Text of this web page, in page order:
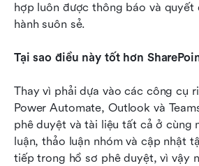
hợp luôn được thông báo và quyết
hành suôn sẻ.
Tại sao điều này tốt hơn
Thay vì phải dựa vào các công cụ
Power Automate, Outlook và
phê duyệt và tài liệu tất cả ở cùng
luận, thảo luận nhóm và cập nhật
tiếp trong hồ sơ phê duyệt, vì vậy